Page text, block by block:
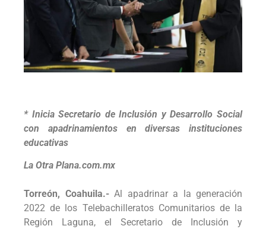
* Inicia Secretario de Inclusión y Desarrollo Social
con apadrinamientos en diversas instituciones
educativas
La Otra Plana.com.mx
Torreón, Coahuila.- Al apadrinar a la generación
2022 de los Telebachilleratos Comunitarios de la
Región Laguna, el Secretario de Inclusión y